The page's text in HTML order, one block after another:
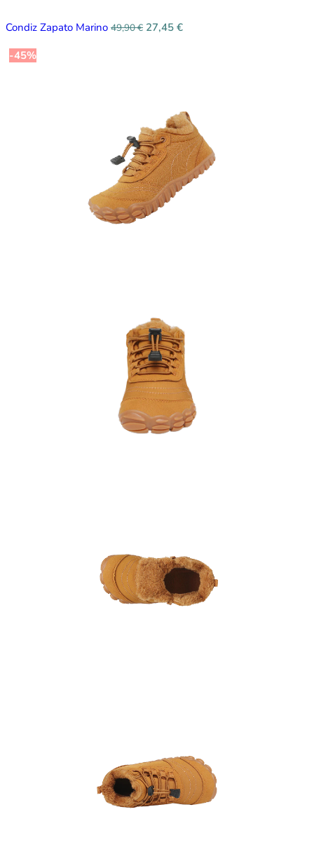
Condiz Zapato Marino 49,90€ 27,45 €
-45%